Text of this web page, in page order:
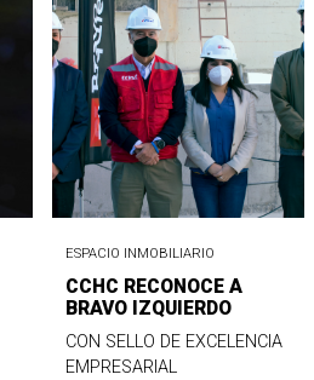
ESPACIO INMOBILIARIO
CCHC RECONOCE A
BRAVO IZQUIERDO
CON SELLO DE EXCELENCIA
EMPRESARIAL